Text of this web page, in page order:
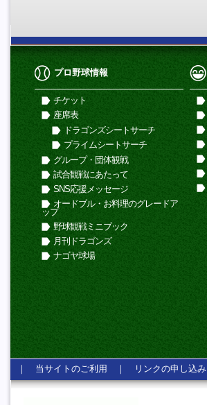
プロ野球情報
チケット
座席表
ドラゴンズシートサーチ
プライムシートサーチ
グループ・団体観戦
試合観戦にあたって
SNS応援メッセージ
オードブル・お料理のグレードア
ップ
野球観戦ミニブック
月刊ドラゴンズ
ナゴヤ球場
｜ 当サイトのご利用 ｜ リンクの申し込み